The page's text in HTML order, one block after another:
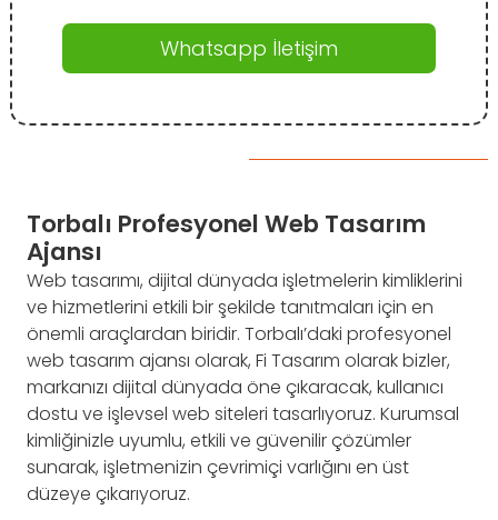
Whatsapp İletişim
Torbalı Profesyonel Web Tasarım
Ajansı
Web tasarımı, dijital dünyada işletmelerin kimliklerini
ve hizmetlerini etkili bir şekilde tanıtmaları için en
önemli araçlardan biridir. Torbalı’daki profesyonel
web tasarım ajansı olarak, Fi Tasarım olarak bizler,
markanızı dijital dünyada öne çıkaracak, kullanıcı
dostu ve işlevsel web siteleri tasarlıyoruz. Kurumsal
kimliğinizle uyumlu, etkili ve güvenilir çözümler
sunarak, işletmenizin çevrimiçi varlığını en üst
düzeye çıkarıyoruz.